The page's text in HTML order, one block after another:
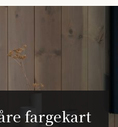
fargekart